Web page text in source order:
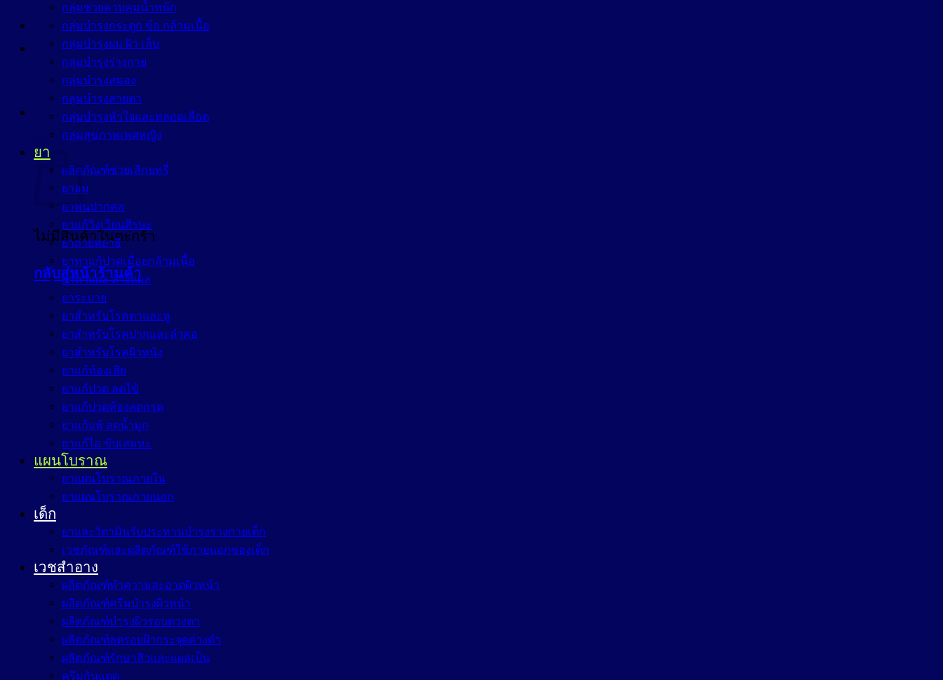
ตะกร้าสินค้า
ไม่มีสินค้าในตะกร้า
กลับสู่หน้าร้านค้า
กลุ่มช่วยควบคุมน้ำหนัก
กลุ่มบำรุงกระดูก ข้อ กล้ามเนื้อ
กลุ่มบำรุงผม ผิว เล็บ
กลุ่มบำรุงร่างกาย
กลุ่มบำรุงสมอง
กลุ่มบำรุงสายตา
กลุ่มบำรุงหัวใจและหลอดเลือด
กลุ่มสุขภาพเพศหญิง
ยา
ผลิตภัณฑ์ช่วยเลิกบุหรี่
ยาอม
ยาพ่นปากคอ
ยาแก้วิงเวียนศีรษะ
ยาถ่ายพยาธิ
ยาทาแก้ปวดเมื่อยกล้ามเนื้อ
ยาทาแผล ล้างแผล
ยาระบาย
ยาสำหรับโรคตาและหู
ยาสำหรับโรคปากและลำคอ
ยาสำหรับโรคผิวหนัง
ยาแก้ท้องเสีย
ยาแก้ปวด ลดไข้
ยาแก้ปวดท้องลดกรด
ยาแก้แพ้ ลดน้ำมูก
ยาแก้ไอ ขับเสมหะ
แผนโบราณ
ยาแผนโบราณภายใน
ยาแผนโบราณภายนอก
เด็ก
ยาและวิตามินรับประทานบำรุงร่างกายเด็ก
เวชภัณฑ์และผลิตภัณฑ์ใช้ภายนอกของเด็ก
เวชสำอาง
ผลิตภัณฑ์ทำความสะอาดผิวหน้า
ผลิตภัณฑ์ครีมบำรุงผิวหน้า
ผลิตภัณฑ์บำรุงผิวรอบดวงตา
ผลิตภัณฑ์ลดรอยฝ้ากระจุดด่างดำ
ผลิตภัณฑ์รักษาสิวและแผลเป็น
ครีมกันแดด